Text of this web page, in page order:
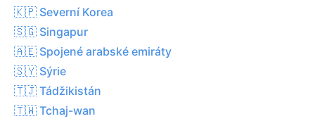
🇰🇵 Severní Korea
🇸🇬 Singapur
🇦🇪 Spojené arabské emiráty
🇸🇾 Sýrie
🇹🇯 Tádžikistán
🇹🇼 Tchaj-wan